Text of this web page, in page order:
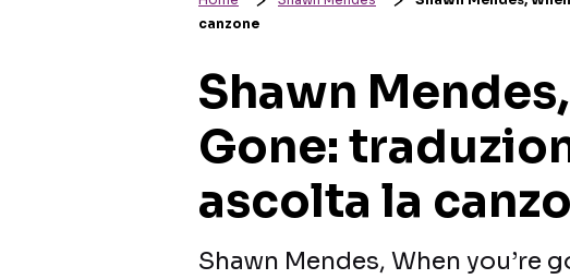
canzone
Shawn
Gone:
ascolta la
Shawn Mendes, When you’re